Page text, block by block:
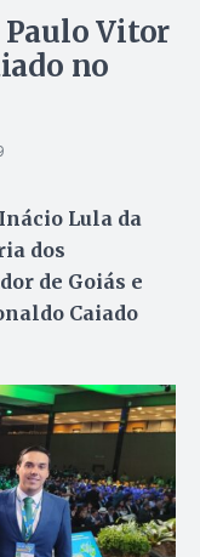
Vitor
no
Lula da
dos
de Goiás e
Caiado